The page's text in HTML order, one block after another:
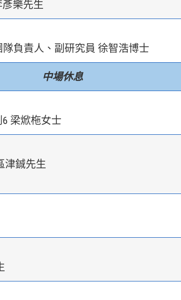
樂先生
負責人、副研究員 徐智浩博士
中場休息
梁焮柂女士
津鋮先生